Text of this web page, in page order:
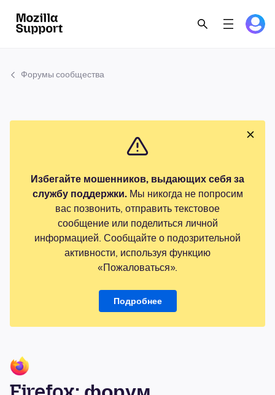
Форумы сообщества
Избегайте мошенников, выдающих себя за
службу поддержки.Мы никогда не попросим
вас позвонить, отправить текстовое
сообщение или поделиться личной
информацией. Сообщайте о подозрительной
активности, используя функцию
«Пожаловаться».
Подробнее